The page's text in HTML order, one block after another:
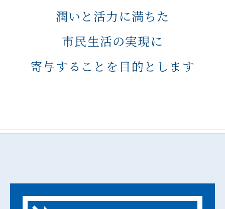
潤いと活力に満ちた
市民生活の実現に
寄与することを目的とします